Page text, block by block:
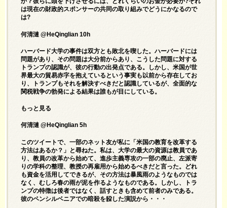
は現在の財政的スポンサーの共同の取り組みでどうにかなるので
は?
何清漣 @HeQinglian 10h
ハーバード大学の事件は双方とも敗北を喫した。ハーバードには
問題があり、その問題は大分前からあり、こうした問題に対する
トランプの認識が、彼の行動の出発点である。しかし、米国が世
界最大の貿易赤字を抱えているという事実も以前から存在してお
り、トランプもそれを解決すべきだと認識しているが、全面的な
関税戦争の勃発による結果は誰もが目にしている。
もっと見る
何清漣 @HeQinglian 5h
このツイートで、一部のネット友が私に「米国の教育を改革する
方法はあるか？」と尋ねた。私は、大学の最大の資源は教員であ
り、教員の改革から始めて、進歩主義専攻の一部の廃止、左派寄
りの学科の整理、教授の再雇用から始めるべきだと言った。どれ
も資金を活用してできるが、その方法は暴風雨のようなものでは
なく、むしろ春の雨が泥を作るようなものである。しかし、トラ
ンプの特徴は後者ではなく、話すときも含めて前者のみである。
彼のペンシルベニアでの暗殺を躱した演説から・・・